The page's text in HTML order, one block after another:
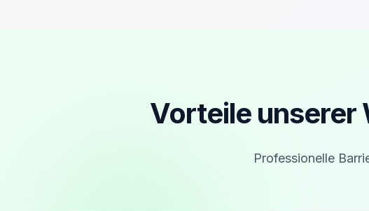
Vorteile unserer
Professionelle